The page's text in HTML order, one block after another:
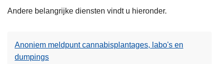
Andere belangrijke diensten vindt u hieronder.
Anoniem meldpunt cannabisplantages, labo's en
dumpings